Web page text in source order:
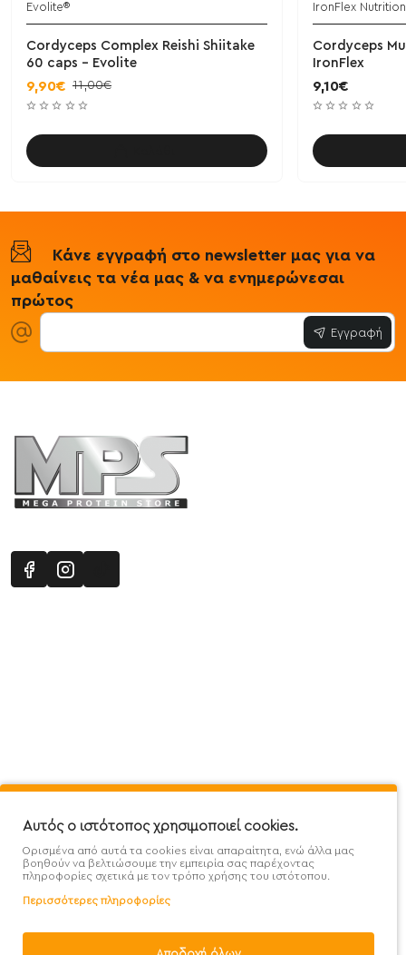
Evolite®
Cordyceps Complex Reishi Shiitake
60 caps - Evolite
9,90€ 11,00€
IronFlex Nutrition
Cordyceps
IronFlex
9,10€
Κάνε εγγραφή στο newsletter μας για να
μαθαίνεις τα νέα μας & να ενημερώνεσαι
πρώτος
Εγγραφή
Προσφορές - Clearence GDPR
Χονδρική
Αυτός ο ιστότοπος χρησιμοποιεί cookies.
Ορισμένα από αυτά τα cookies είναι απαραίτητα, ενώ άλλα μας
βοηθούν να βελτιώσουμε την εμπειρία σας παρέχοντας
πληροφορίες σχετικά με τον τρόπο χρήσης του ιστότοπου.
Περισσότερες πληροφορίες